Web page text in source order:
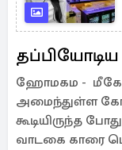
தப்பியோடிய
ஹோமகம -
அமைந்துள்ள
கூடியிருந்த
வாடகை காரை